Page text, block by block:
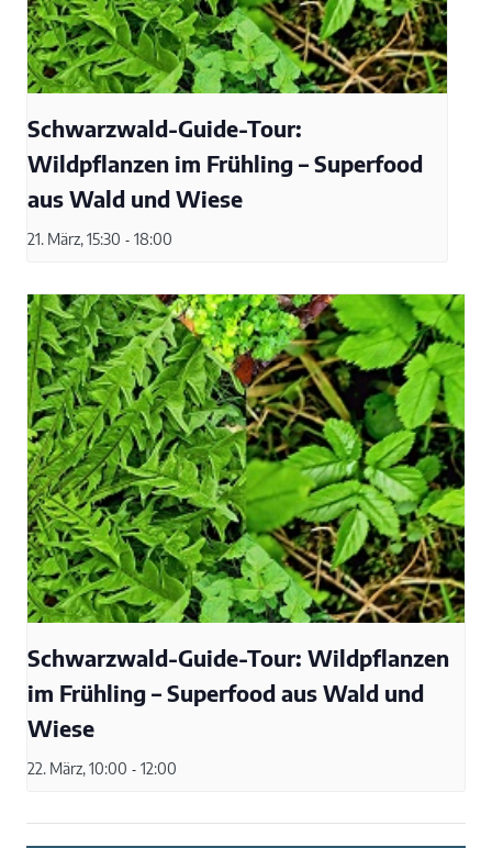
Schwarzwald-Guide-Tour:
Wildpflanzen im Frühling – Superfood
aus Wald und Wiese
21. März, 15:30 - 18:00
Schwarzwald-Guide-Tour: Wildpflanzen
im Frühling – Superfood aus Wald und
Wiese
22. März, 10:00 - 12:00